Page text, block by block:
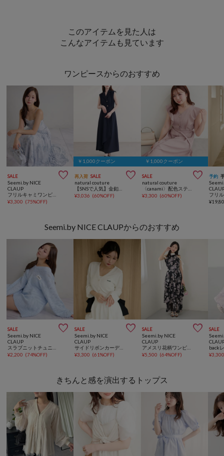
このアイテムを見た人は
こんなアイテムも見ています
ワンピースからのおすすめ
SALE 
Seemi.by NICE
CLAUP
¥3,300 (75%OFF)
￥1,000クーポン
再入荷 SALE 
natural couture
¥3,036 (60%OFF)
￥1,000クーポン
SALE 
natural couture
¥3,300 (60%OFF)
予約
¥
Seemi.by NICE CLAUPからのおすすめ
SALE 
Seemi.by NICE
CLAUP
¥2,200 (74%OFF)
SALE 
Seemi.by NICE
CLAUP
¥3,300 (61%OFF)
SALE 
Seemi.by NICE
CLAUP
アメスリ花柄ワンピース
¥5,500 (64%OFF)
SALE
¥
きちんと感を演出するトップス